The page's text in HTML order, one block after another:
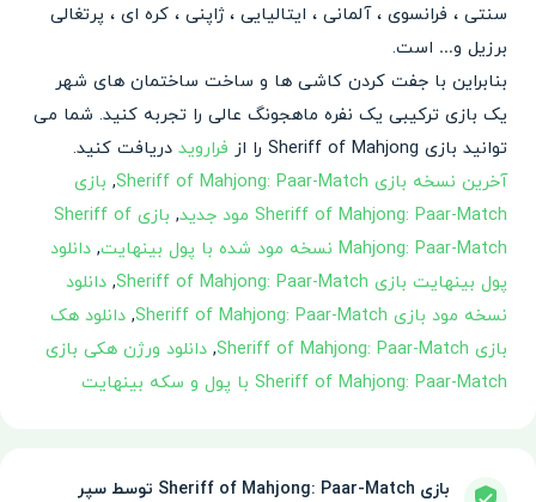
سنتی ، فرانسوی ، آلمانی ، ایتالیایی ، ژاپنی ، کره ای ، پرتغالی
برزیل و… است.
بنابراین با جفت کردن کاشی ها و ساخت ساختمان های شهر
یک بازی ترکیبی یک نفره ماهجونگ عالی را تجربه کنید. شما می
توانید بازی Sheriff of Mahjong را از
فراروید دریافت کنید.
آخرین نسخه بازی Sheriff of Mahjong: Paar-Match
, بازی
Sheriff of Mahjong: Paar-Match مود جدید
,
بازی Sheriff of
Mahjong: Paar-Match نسخه مود شده با پول بینهایت
, دانلود
پول بینهایت بازی Sheriff of Mahjong: Paar-Match
, دانلود
نسخه مود بازی Sheriff of Mahjong: Paar-Match
, دانلود هک
بازی Sheriff of Mahjong: Paar-Match
, دانلود ورژن هکی بازی
Sheriff of Mahjong: Paar-Match با پول و سکه بینهایت
بازی Sheriff of Mahjong: Paar-Match توسط سپر